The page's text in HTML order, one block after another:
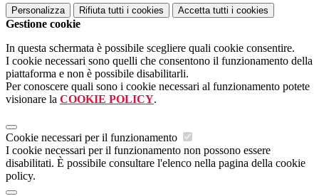
Personalizza Rifiuta tutti i cookies Accetta tutti i cookies
Gestione cookie
In questa schermata è possibile scegliere quali cookie consentire.
I cookie necessari sono quelli che consentono il funzionamento della
piattaforma e non è possibile disabilitarli.
Per conoscere quali sono i cookie necessari al funzionamento potete
visionare la COOKIE POLICY.
Cookie necessari per il funzionamento
I cookie necessari per il funzionamento non possono essere
disabilitati. È possibile consultare l'elenco nella pagina della cookie
policy.